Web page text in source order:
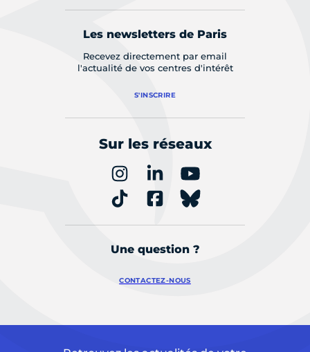
Les newsletters de Paris
Recevez directement par email
l'actualité de vos centres d'intérêt
S'INSCRIRE
Sur les réseaux
Une question ?
CONTACTEZ-NOUS